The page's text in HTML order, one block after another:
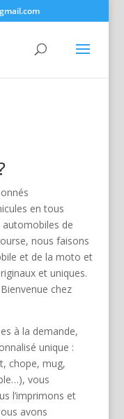
en tous
de
nous faisons
et de la moto et
et uniques.
chez
à la demande,
unique :
chope, mug,
vous
l’imprimons et
avons